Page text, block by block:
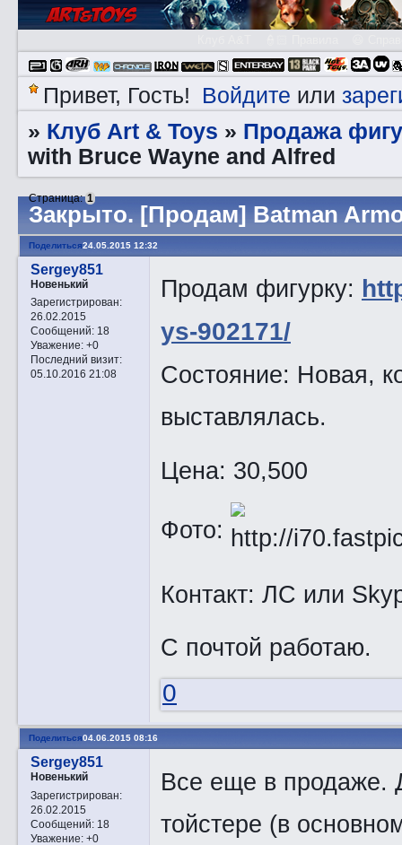
Привет, Гость! Войдите или
» Клуб Art & Toys » Продажа
with Bruce Wayne and Alfred
Закрытo. [Продам] Batman
Страница:1
Поделиться24.05.2015 12:32
Sergey851
Новенький
Зарегистрирован:
26.02.2015
Сообщений:18
Уважение: +0
Последний визит:
05.10.2016 21:08
Продам фигурку:
ys-902171/
Состояние: Новая,
выставлялась.
Цена: 30,500
Фото:
Контакт: ЛС или
С почтой работаю.
0
Поделиться04.06.2015 08:16
Sergey851
Новенький
Зарегистрирован:
26.02.2015
Сообщений:18
Уважение: +0
Все еще в продаже.
тойстере (в